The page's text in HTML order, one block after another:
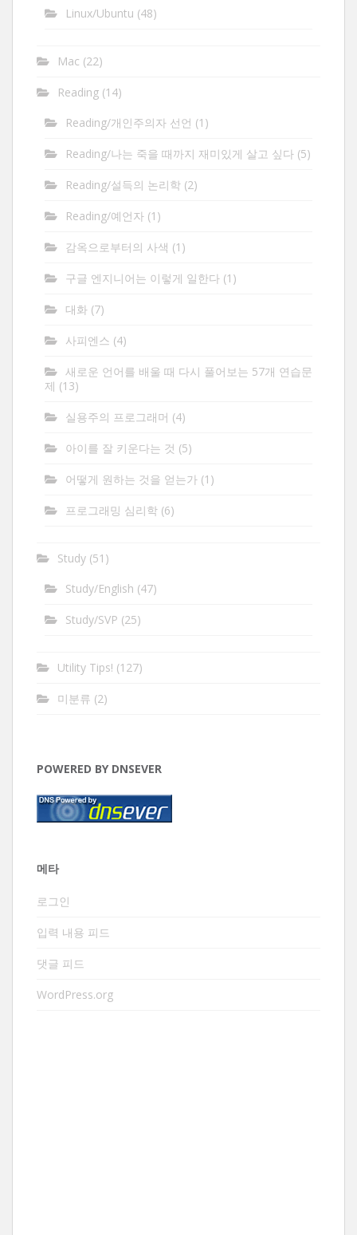
Linux/Ubuntu (48)
Mac (22)
Reading (14)
Reading/개인주의자 선언 (1)
Reading/나는 죽을 때까지 재미있게 살고 싶다 (5)
Reading/설득의 논리학 (2)
Reading/예언자 (1)
감옥으로부터의 사색 (1)
구글 엔지니어는 이렇게 일한다 (1)
대화 (7)
사피엔스 (4)
새로운 언어를 배울 때 다시 풀어보는 57개 연습문
제 (13)
실용주의 프로그래머 (4)
아이를 잘 키운다는 것 (5)
어떻게 원하는 것을 얻는가 (1)
프로그래밍 심리학 (6)
Study (51)
Study/English (47)
Study/SVP (25)
Utility Tips! (127)
미분류 (2)
POWERED BY DNSEVER
메타
로그인
입력 내용 피드
댓글 피드
WordPress.org